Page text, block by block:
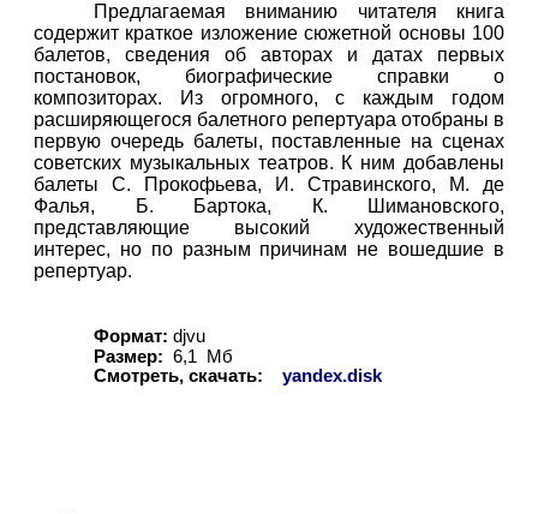
Предлагаемая вниманию читателя книга
содержит краткое изложение сюжетной основы 100
балетов, сведения об авторах и датах первых
постановок, биографические справки о
композиторах. Из огромного, с каждым годом
расширяющегося балетного репертуара отобраны в
первую очередь балеты, поставленные на сценах
советских музыкальных театров. К ним добавлены
балеты С. Прокофьева, И. Стравинского, М. де
Фалья, Б. Бартока, К. Шимановского,
представляющие высокий художественный
интерес, но по разным причинам не вошедшие в
репертуар.
Формат: djvu
Размер: 6,1 Мб
Смотреть, скачать:
yandex.disk